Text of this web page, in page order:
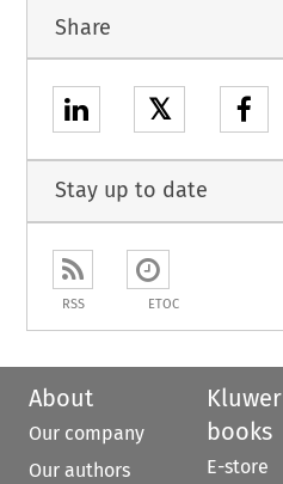
Share
𝕏
Stay up to date
RSS ETOC
About
Our company
Our authors
Kluwer
books
E-store